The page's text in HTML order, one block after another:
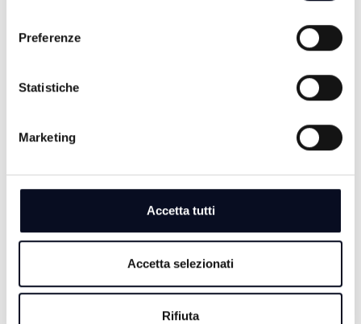
Preferenze
Statistiche
Marketing
Accetta tutti
Accetta selezionati
Rifiuta
IL VANGELO DELLA GIOIA - 14/06/2026
1 MESE FA
07/06/2026